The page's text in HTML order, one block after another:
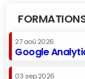
27 aoû 2026
Google
03 sep 2026